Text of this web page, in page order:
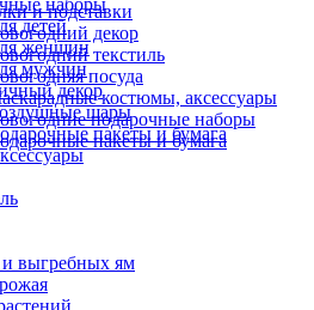
и подставки
декор
текстиль
посуда
костюмы, аксессуары
подарочные наборы
пакеты и бумага
наборы
детей
женщин
мужчин
декор
шары
пакеты и бумага
и выгребных ям